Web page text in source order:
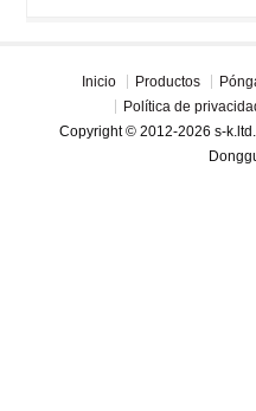
Inicio Productos
Política de
Copyright © 2012-2026 s-